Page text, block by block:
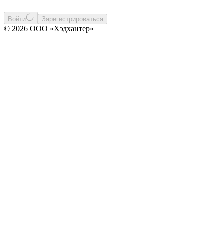
Войти Зарегистрироваться
© 2026 ООО «Хэдхантер»